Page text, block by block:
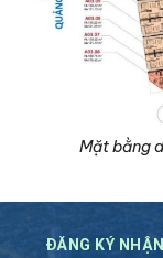
Mặt bằng
ĐĂNG KÝ